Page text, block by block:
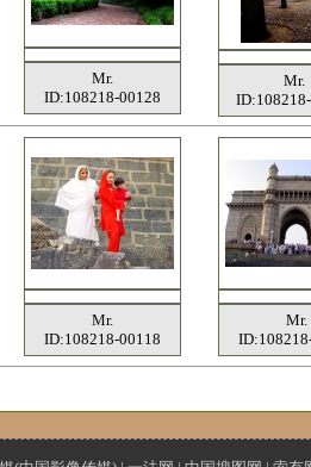
Mr.
ID:108218-00128
Mr.
Mr.
ID:108218-00118
Mr.